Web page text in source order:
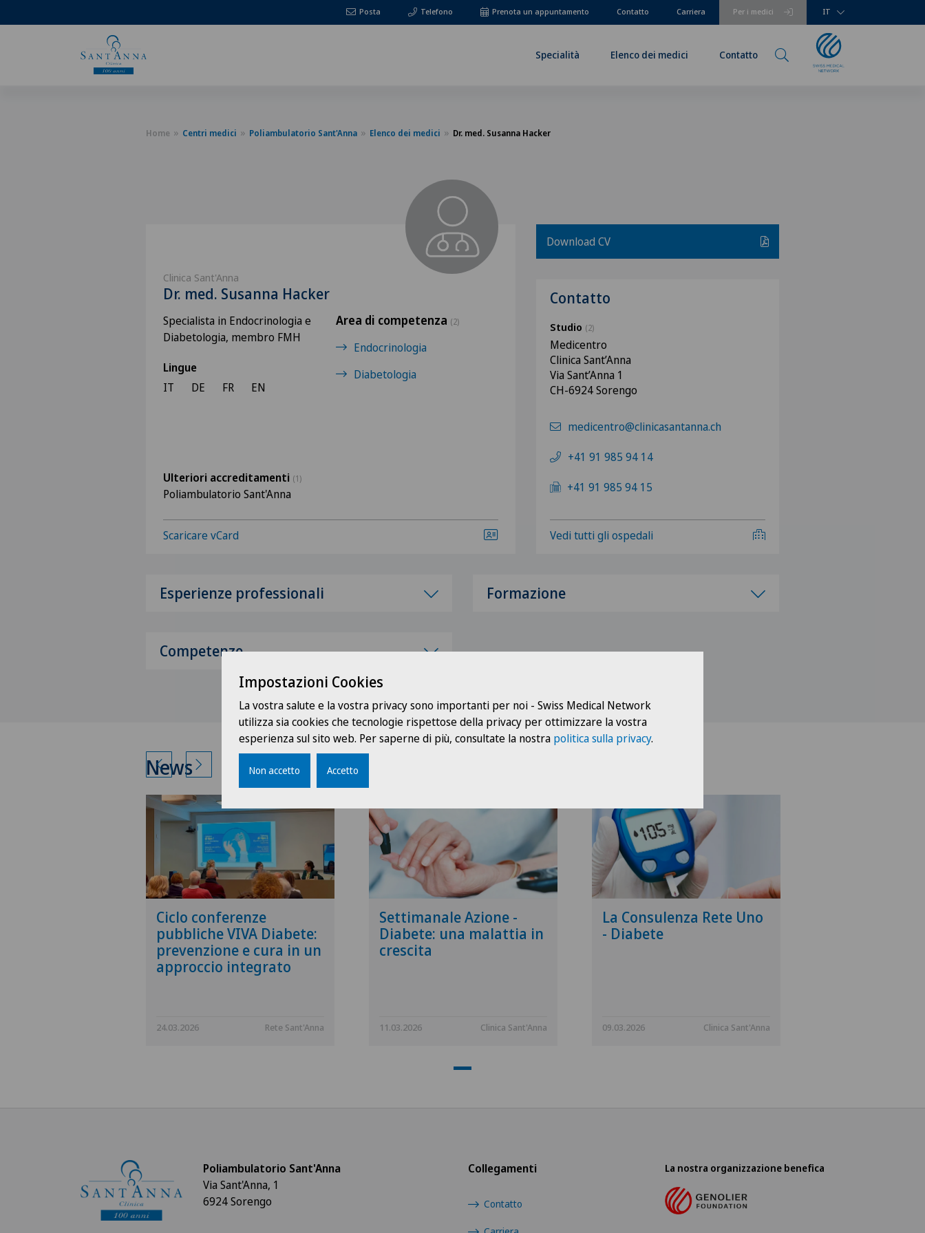
Posta Telefono Per i medici
Prenota un appuntamento Contatto Carriera IT
Specialità Elenco dei medici Contatto
Home Centri medici Poliambulatorio Sant'Anna Elenco dei medici Dr. med. Susanna Hacker
Clinica Sant'Anna
Dr. med. Susanna Hacker
Specialista in Endocrinologia e
Diabetologia, membro FMH
Lingue
IT
DE FR EN
Area di competenza (2)
Endocrinologia
Diabetologia
Ulteriori accreditamenti (1)
Poliambulatorio Sant'Anna
Scaricare vCard
Download CV
Contatto
Studio (2)
Medicentro
Clinica Sant’Anna
Via Sant’Anna 1
CH-6924 Sorengo
medicentro@clinicasantanna.ch
+41 91 985 94 14
+41 91 985 94 15
Vedi tutti gli ospedali
Esperienze professionali
Competenze
Formazione
News
Ciclo conferenze
pubbliche VIVA Diabete:
prevenzione e cura in un
approccio integrato
24.03.2026 Rete Sant'Anna
Settimanale Azione -
Diabete: una malattia in
crescita
11.03.2026 Clinica Sant'Anna
La Consulenza Rete Uno
- Diabete
09.03.2026 Clinica Sant'Anna
Collegamenti
Contatto
Poliambulatorio Sant'Anna
Via Sant'Anna, 1
6924 Sorengo
La nostra organizzazione benefica
Impostazioni Cookies
La vostra salute e la vostra privacy sono importanti per noi - Swiss Medical Network
utilizza sia cookies che tecnologie rispettose della privacy per ottimizzare la vostra
esperienza sul sito web. Per saperne di più, consultate la nostra politica sulla privacy.
Non accetto Accetto